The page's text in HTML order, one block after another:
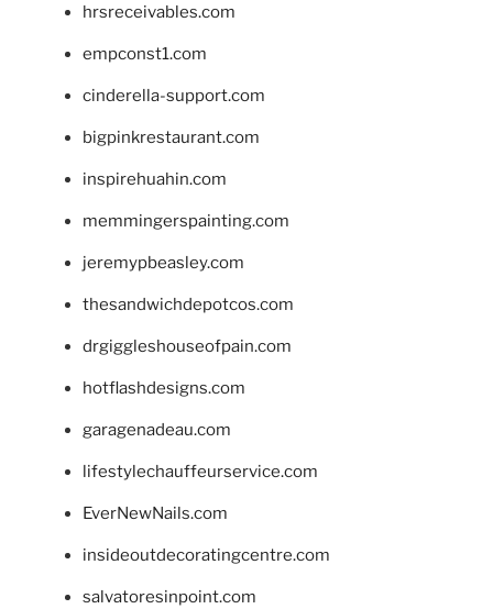
hrsreceivables.com
empconst1.com
cinderella-support.com
bigpinkrestaurant.com
inspirehuahin.com
memmingerspainting.com
jeremypbeasley.com
thesandwichdepotcos.com
drgiggleshouseofpain.com
hotflashdesigns.com
garagenadeau.com
lifestylechauffeurservice.com
EverNewNails.com
insideoutdecoratingcentre.com
salvatoresinpoint.com